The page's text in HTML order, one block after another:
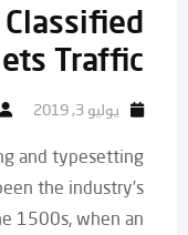
Traffic
يوليو 3, 2019
and typesetting
the industry’s
1500s, when an